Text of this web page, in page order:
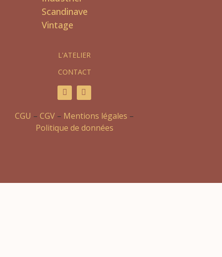
Scandinave
Vintage
L'ATELIER
CONTACT
CGU – CGV – Mentions légales –
Politique de données